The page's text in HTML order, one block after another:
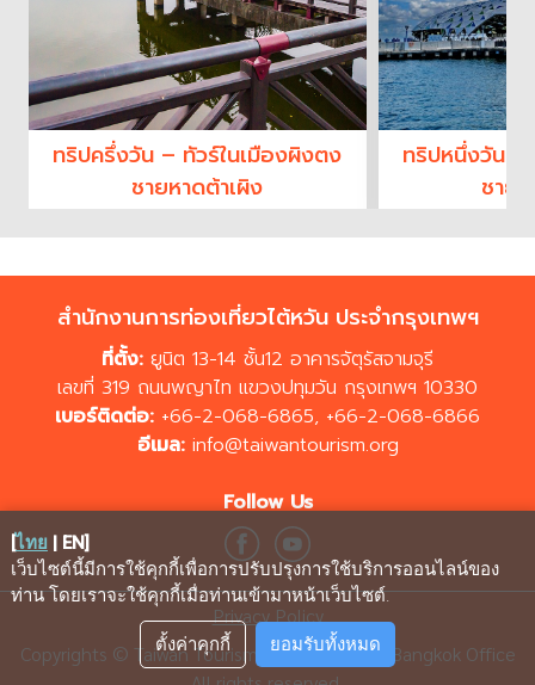
ทริปครึ่งวัน – ทัวร์ในเมืองผิงตง
ชายหาดต้าเผิง
ทริปหนึ่งวัน –
ชาย
สำนักงานการท่องเที่ยวไต้หวัน ประจำกรุงเทพฯ
ที่ตั้ง: ยูนิต 13-14 ชั้น12 อาคารจัตุรัสจามจุรี
เลขที่ 319 ถนนพญาไท แขวงปทุมวัน กรุงเทพฯ 10330
เบอร์ติดต่อ: +66-2-068-6865, +66-2-068-6866
อีเมล: info@taiwantourism.org
Follow Us
Privacy Policy
Copyrights © Taiwan Tourism Administration, Bangkok Office
[ไทย | EN]
เว็บไซต์นี้มีการใช้คุกกี้เพื่อการปรับปรุงการใช้บริการออนไลน์ของ
ท่าน โดยเราจะใช้คุกกี้เมื่อท่านเข้ามาหน้าเว็บไซต์.
ตั้งค่าคุกกี้ ยอมรับทั้งหมด